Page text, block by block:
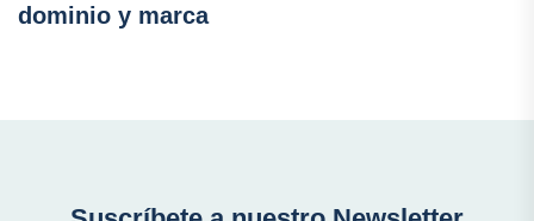
dominio y marca